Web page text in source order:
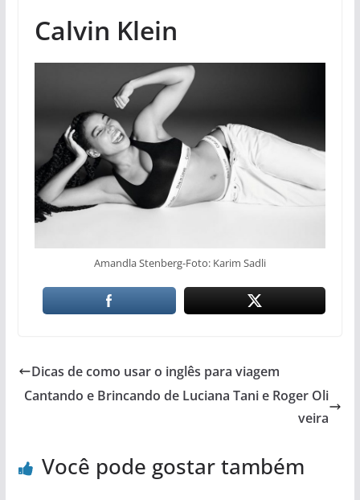
Calvin Klein
Amandla Stenberg-Foto: Karim Sadli
Dicas de como usar o inglês para viagem
Cantando e Brincando de Luciana Tani e Roger Oli
veira
Você pode gostar também